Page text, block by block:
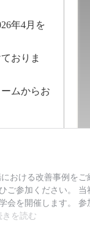
年4月を
おりま
ムからお